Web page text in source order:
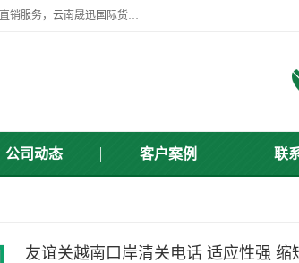
云南晟迅国际货运代理有限公司提供瑞丽口岸、磨憨口岸、腾冲口岸报关、报检，缅甸、老挝物流清关报价、价格、厂家直销服务，云南晟迅国际货运代理有限公司，由一支精通业务、经验丰富、责任心强的专业团队组建于,云南晟迅国际货运代理有限公司商铺。
公司动态 客户案例 联
友谊关越南口岸清关电话 适应性强 缩